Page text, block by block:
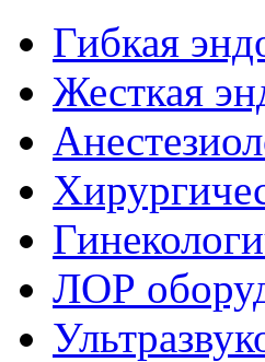
Гибкая
Жесткая
ЛОР